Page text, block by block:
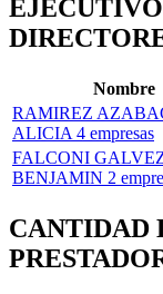
Nombre
RAMIREZ
ALICIA 4 empresas
FALCONI
BENJAMIN 2
CANTIDAD